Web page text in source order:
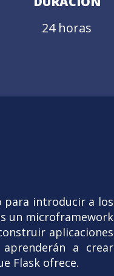
24 horas
para introducir a los
un microframework
aplicaciones
a crear
Flask ofrece.